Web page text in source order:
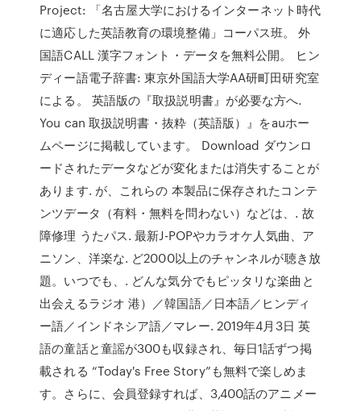
Project: 「名古屋大学におけるインターネット時代
に適応した英語教育の環境整備」コーパス班。 外
国語CALL 漢字フォント・データを無料公開。 ヒン
ディー語電子辞書: 東京外国語大学AA研町田研究室
による。 英語版の『取扱説明書』が必要な方へ.
You can 取扱説明書・抜粋（英語版）』をauホー
ムページに掲載しています。 Download ダウンロ
ードされたデータなどが変化または消失することが
あります. が、これらの 本製品に保存されたコンテ
ンツデータ（有料・無料を問わない）などは、. 故
障修理 うたパス. 最新J-POPやカラオケ人気曲、ア
ニソン、洋楽な. ど2000以上のチャンネルが聴き放
題。いつでも、. どんな気分でもピッタリな楽曲と
出会えるラジオ 港）／韓国語／日本語／ヒンディ
ー語／インドネシア語／マレー. 2019年4月3日 英
語の童話と童謡が300も収録され、毎日1話ずつ掲
載される “Today's Free Story”も無料で楽しめま
す。さらに、会員登録すれば、3,400話のアニメー